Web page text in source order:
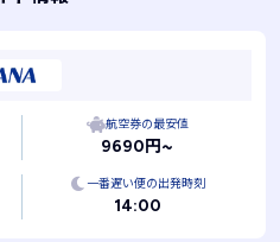
航空券の最安値
9690円~
一番遅い便の出発時刻
14:00